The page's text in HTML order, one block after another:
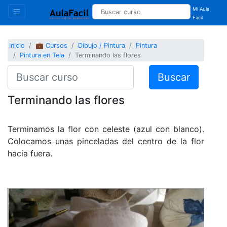
Mi Aula
Facil
Inicio 💼 Cursos Dibujo / Pintura
Pintura
Pintura en Tela
Terminando las flores
Buscar
Terminando las flores
Terminamos la flor con celeste (azul con blanco).
Colocamos unas pinceladas del centro de la flor
hacia fuera.